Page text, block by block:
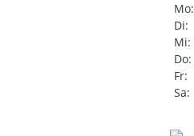
Mo:
Di:
Mi:
Do:
Fr:
Sa: